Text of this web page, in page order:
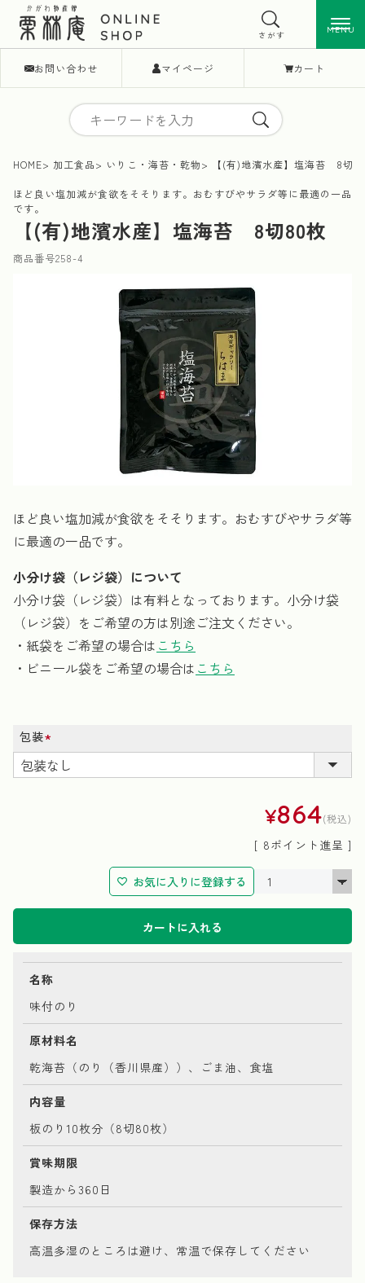
お問い合わせ マイページ カート
MENU
さがす MENU
HOME 加工食品 いりこ・海苔・乾物 【(有)地濱水産】塩海苔 8切
ほど良い塩加減が食欲をそそります。おむすびやサラダ等に最適の一品
です。
【(有)地濱水産】塩海苔 8切80枚
商品番号258-4
ほど良い塩加減が食欲をそそります。おむすびやサラダ等
に最適の一品です。
小分け袋（レジ袋）について
小分け袋（レジ袋）は有料となっております。小分け袋
（レジ袋）をご希望の方は別途ご注文ください。
・紙袋をご希望の場合は こちら
・ビニール袋をご希望の場合は こちら
包装
(必
須)
¥864 税込
[ 8ポイント進呈 ]
お気に入りに登録する
カートに入れる
名称
味付のり
原材料名
乾海苔（のり（香川県産））、ごま油、食塩
内容量
板のり10枚分（8切80枚）
賞味期限
製造から360日
保存方法
高温多湿のところは避け、常温で保存してください